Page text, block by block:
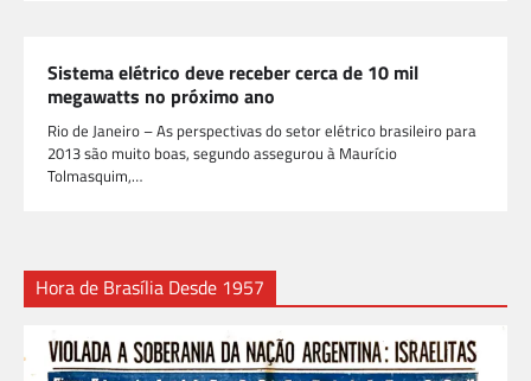
Sistema elétrico deve receber cerca de 10 mil
megawatts no próximo ano
Rio de Janeiro – As perspectivas do setor elétrico brasileiro para
2013 são muito boas, segundo assegurou à Maurício
Tolmasquim,…
Hora de Brasília Desde 1957